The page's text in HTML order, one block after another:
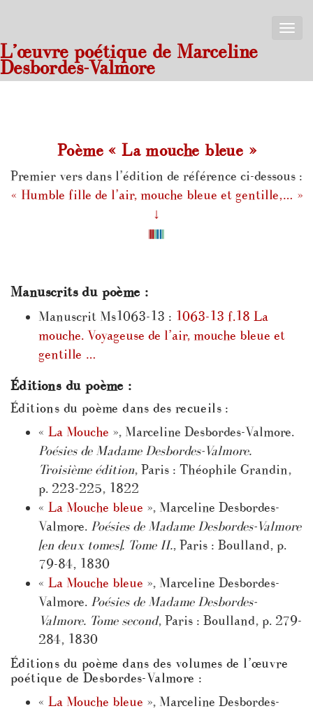
Toggle
L’œuvre poétique de Marceline
Desbordes-Valmore
Poème « La mouche bleue »
Premier vers dans l’édition de référence ci-dessous :
« Humble fille de l’air, mouche bleue et gentille,… »
↓
Manuscrits du poème :
Manuscrit Ms1063-13 : 1063-13 f.18 La
mouche. Voyageuse de l’air, mouche bleue et
gentille …
Éditions du poème :
Éditions du poème dans des recueils :
« La Mouche », Marceline Desbordes-Valmore.
Poésies de Madame Desbordes-Valmore.
Troisième édition, Paris : Théophile Grandin,
p. 223-225, 1822
« La Mouche bleue », Marceline Desbordes-
Valmore. Poésies de Madame Desbordes-Valmore
[en deux tomes]. Tome II., Paris : Boulland, p.
79-84, 1830
« La Mouche bleue », Marceline Desbordes-
Valmore. Poésies de Madame Desbordes-
Valmore. Tome second, Paris : Boulland, p. 279-
284, 1830
Éditions du poème dans des volumes de l’œuvre
poétique de Desbordes-Valmore :
« La Mouche bleue », Marceline Desbordes-